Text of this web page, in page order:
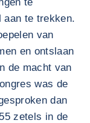
aan te trekken.
van
en ontslaan
de macht van
was de
dan
zetels in de